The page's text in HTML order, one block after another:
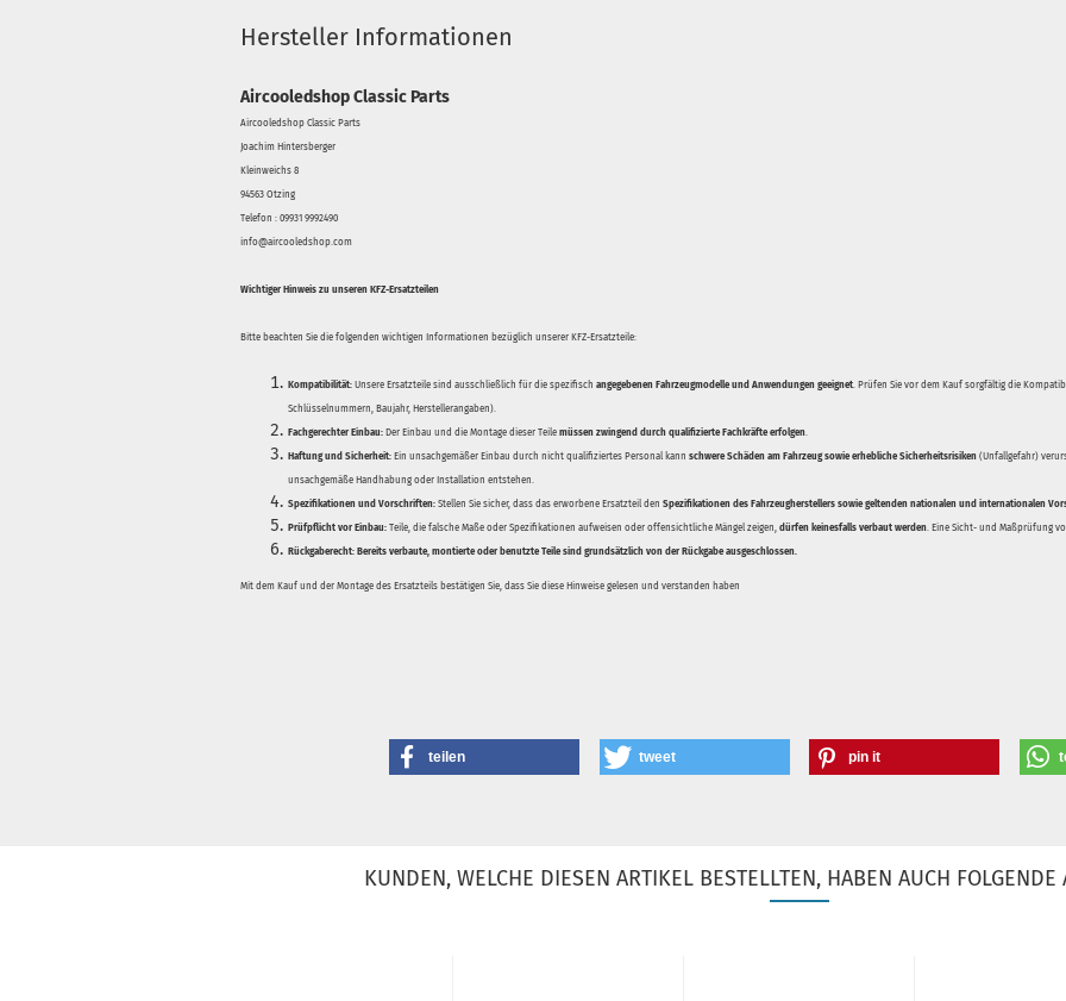
Hersteller Informationen
Aircooledshop Classic Parts
Aircooledshop Classic Parts
Joachim Hintersberger
Kleinweichs 8
94563 Otzing
Telefon : 09931 9992490
info@aircooledshop.com
Wichtiger Hinweis zu unseren KFZ-Ersatzteilen
Bitte beachten Sie die folgenden wichtigen Informationen bezüglich unserer KFZ-Ersatzteile:
Kompatibilität: Unsere Ersatzteile sind ausschließlich für die spezifisch angegebenen Fahrzeugmodelle und Anwendungen geeignet. Prüfen Sie vor dem Kauf sorgfältig die
Schlüsselnummern, Baujahr, Herstellerangaben).
Fachgerechter Einbau: Der Einbau und die Montage dieser Teile müssen zwingend durch qualifizierte Fachkräfte erfolgen.
Haftung und Sicherheit: Ein unsachgemäßer Einbau durch nicht qualifiziertes Personal kann schwere Schäden am Fahrzeug sowie erhebliche Sicherheitsrisiken (Unfallgefahr)
unsachgemäße Handhabung oder Installation entstehen.
Spezifikationen und Vorschriften: Stellen Sie sicher, dass das erworbene Ersatzteil den Spezifikationen des Fahrzeugherstellers sowie geltenden nationalen und internationalen
Prüfpflicht vor Einbau: Teile, die falsche Maße oder Spezifikationen aufweisen oder offensichtliche Mängel zeigen, dürfen keinesfalls verbaut werden. Eine Sicht- und Maßprüfung
Rückgaberecht: Bereits verbaute, montierte oder benutzte Teile sind grundsätzlich von der Rückgabe ausgeschlossen.
Mit dem Kauf und der Montage des Ersatzteils bestätigen Sie, dass Sie diese Hinweise gelesen und verstanden haben
teilen tweet pin it
KUNDEN, WELCHE DIESEN ARTIKEL BESTELLTEN, HABEN AUCH FOLGENDE